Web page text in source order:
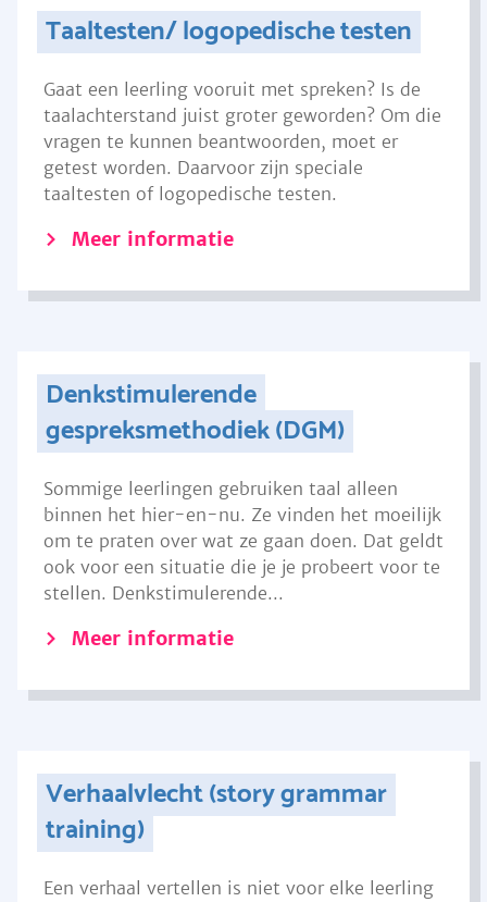
Taaltesten/ logopedische testen
Gaat een leerling vooruit met spreken? Is de
taalachterstand juist groter geworden? Om die
vragen te kunnen beantwoorden, moet er
getest worden. Daarvoor zijn speciale
taaltesten of logopedische testen.
Meer informatie
Denkstimulerende
gespreksmethodiek (DGM)
Sommige leerlingen gebruiken taal alleen
binnen het hier-en-nu. Ze vinden het moeilijk
om te praten over wat ze gaan doen. Dat geldt
ook voor een situatie die je je probeert voor te
stellen. Denkstimulerende...
Meer informatie
Verhaalvlecht (story grammar
training)
Een verhaal vertellen is niet voor elke leerling